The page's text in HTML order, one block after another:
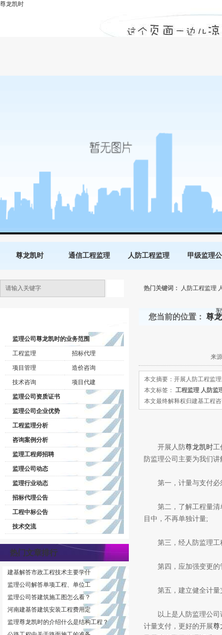
人防监理公司分享计量支付的原则和方法-
尊龙凯时
尊龙凯时 通信工程监理 人防工程监理 甲级监理
热门关键词： 人防工程监理
监理公司尊龙凯时的业务范围
工程监理 招标代理
项目管理 造价咨询
技术咨询 项目代建
监理公司资质证书
监理公司企业优势
工程监理分析
咨询案例分析
监理工程师招聘
监理公司动态
监理行业动态
招标代理公告
工程中标公告
技术交流
热门文章排行
建基解答市政工程技术主要学什
监理公司解答单项工程、单位工
监理公司答建筑施工图怎么看？
河南建基答建筑安装工程费用定
监理尊龙凯时的介绍什么是结构工程？
您当前的位置： 尊
来
本文摘要：开展人防工程监
本文标签： 工程监理 人防监
本文最终解释权归建基工程咨
开展人防尊龙凯时工
防监理公司主要为我们
第一，计量与支付必
第二，了解工程量清单
目中，不再单独计量;
第三，经人防监理工
第四，应加强变更的
第五，建立健全计量
以上是 人防监理公司
计量支付，更好的开展尊